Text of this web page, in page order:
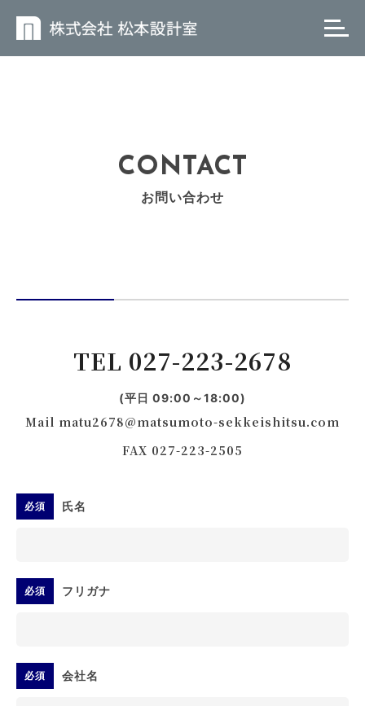
CONTACT
お問い合わせ
TEL 027-223-2678
(平日 09:00～18:00)
Mail matu2678@matsumoto-sekkeishitsu.com
FAX 027-223-2505
必須 氏名
必須 フリガナ
必須 会社名